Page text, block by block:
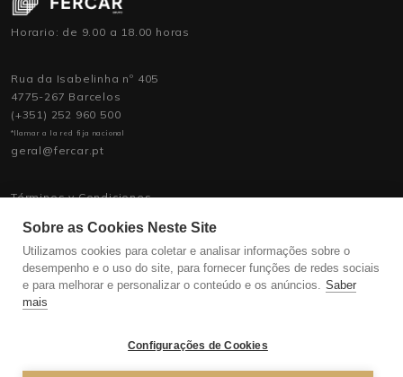
Horario: de 9.00 a 18.00 horas
Rua da Isabelinha nº 405
4775-267 Barcelos
(+351) 252 960 500
*llamar a la red fija nacional
geral@fercar.pt
Términos y Condiciones
Política de Asistencia
Contratación de personal
Sobre as Cookies Neste Site
Utilizamos cookies para coletar e analisar informações sobre o
desempenho e o uso do site, para fornecer funções de redes sociais
e para melhorar e personalizar o conteúdo e os anúncios. Saber
mais
Configurações de Cookies